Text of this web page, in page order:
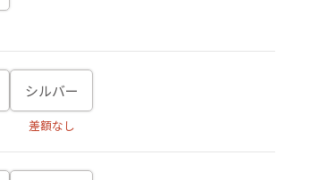
シルバー
差額なし